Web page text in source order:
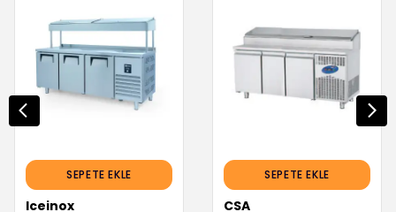
SEPETE EKLE
Iceinox
SEPETE EKLE
CSA